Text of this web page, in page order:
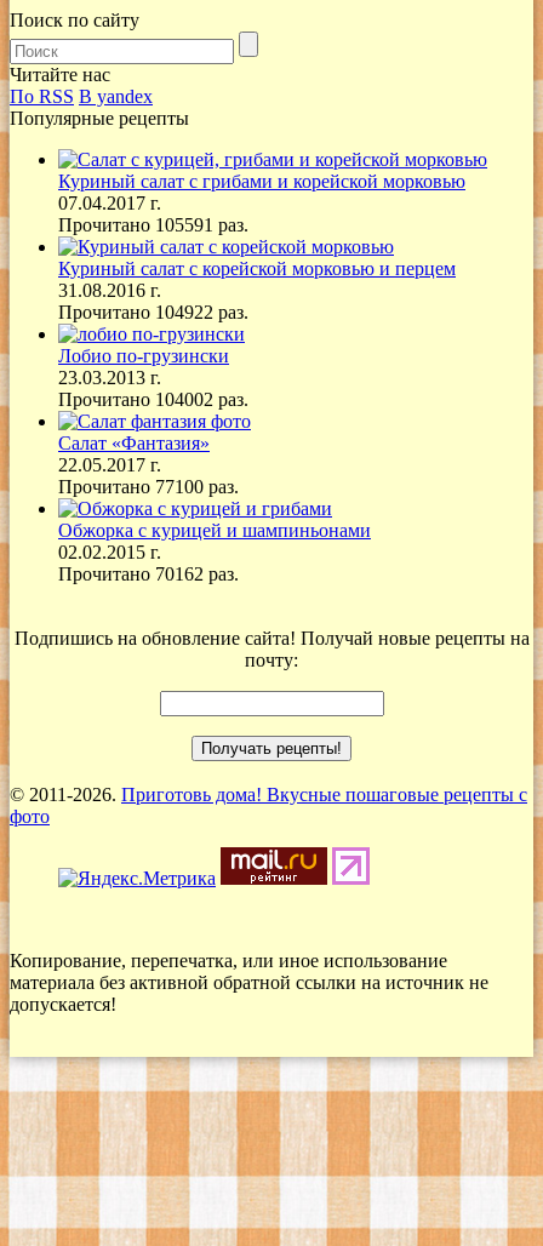
Поиск по сайту
Читайте нас
По RSS В yandex
Популярные рецепты
Куриный салат с грибами и корейской морковью
07.04.2017 г.
Прочитано 105591 раз.
Куриный салат с корейской морковью и перцем
31.08.2016 г.
Прочитано 104922 раз.
Лобио по-грузински
23.03.2013 г.
Прочитано 104002 раз.
Салат «Фантазия»
22.05.2017 г.
Прочитано 77100 раз.
Обжорка с курицей и шампиньонами
02.02.2015 г.
Прочитано 70162 раз.
Подпишись на обновление сайта! Получай новые рецепты на
почту:
© 2011-2026. Приготовь дома! Вкусные пошаговые рецепты с
фото
Копирование, перепечатка, или иное использование
материала без активной обратной ссылки на источник не
допускается!